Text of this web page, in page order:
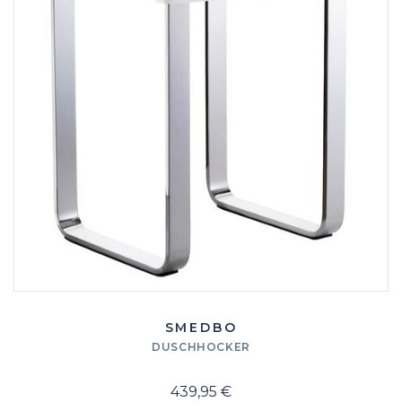
SMEDBO
DUSCHHOCKER
439,95 €